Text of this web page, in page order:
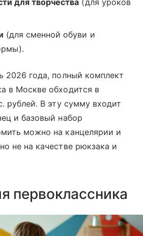
для творчества (для уроков
(для сменной обуви и
2026 года, полный комплект
в Москве обходится в
рублей. В эту сумму входит
и базовый набор
можно на канцелярии и
не на качестве рюкзака и
первоклассника